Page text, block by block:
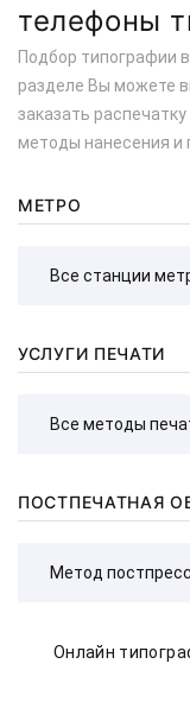
телефоны
Подбор типографии
разделе Вы можете
заказать
методы нанесения и
МЕТРО
УСЛУГИ ПЕЧАТИ
ПОСТПЕЧАТНАЯ
Онлайн